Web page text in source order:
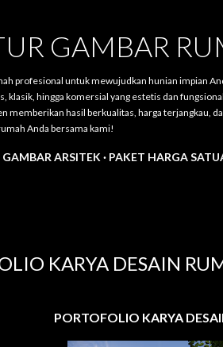
GAMBAR
profesional untuk mewujudkan hunian impian
hingga komersial yang estetis dan
memberikan hasil berkualitas, harga terjangkau,
Anda bersama kami!
GAMBAR ARSITEK PAKET HARGA
KARYA DESAIN
PORTOFOLIO KARYA